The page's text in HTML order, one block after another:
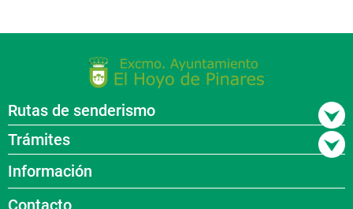
Rutas de senderismo
Trámites
Información
Contacto